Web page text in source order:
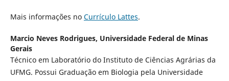
Mais informações no Currículo Lattes.
Marcio Neves Rodrigues, Universidade Federal de Minas
Gerais
Técnico em Laboratório do Instituto de Ciências Agrárias da
UFMG. Possui Graduação em Biologia pela Universidade